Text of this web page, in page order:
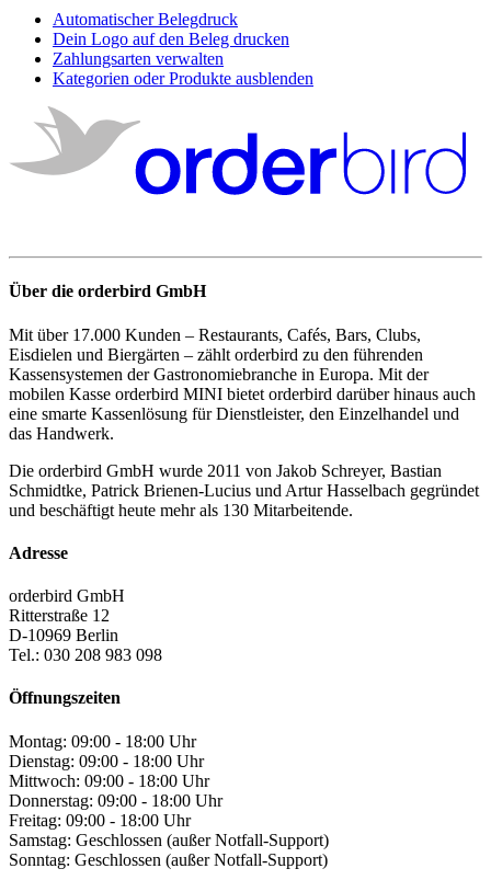
Automatischer Belegdruck
Dein Logo auf den Beleg drucken
Zahlungsarten verwalten
Kategorien oder Produkte ausblenden
Über die orderbird GmbH
Mit über 17.000 Kunden – Restaurants, Cafés, Bars, Clubs,
Eisdielen und Biergärten – zählt orderbird zu den führenden
Kassensystemen der Gastronomiebranche in Europa. Mit der
mobilen Kasse orderbird MINI bietet orderbird darüber hinaus auch
eine smarte Kassenlösung für Dienstleister, den Einzelhandel und
das Handwerk.
Die orderbird GmbH wurde 2011 von Jakob Schreyer, Bastian
Schmidtke, Patrick Brienen-Lucius und Artur Hasselbach gegründet
und beschäftigt heute mehr als 130 Mitarbeitende.
Adresse
orderbird GmbH
Ritterstraße 12
D-10969 Berlin
Tel.: 030 208 983 098
Öffnungszeiten
Montag: 09:00 - 18:00 Uhr
Dienstag: 09:00 - 18:00 Uhr
Mittwoch: 09:00 - 18:00 Uhr
Donnerstag: 09:00 - 18:00 Uhr
Freitag: 09:00 - 18:00 Uhr
Samstag: Geschlossen (außer Notfall-Support)
Sonntag: Geschlossen (außer Notfall-Support)